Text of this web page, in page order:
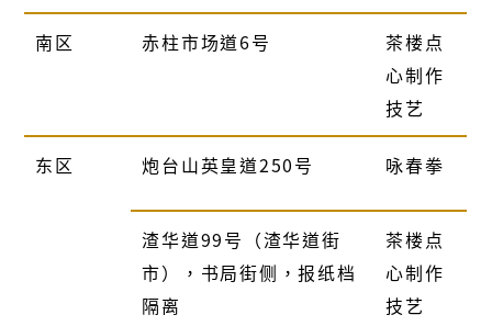
南区 赤柱市场道6号
茶楼点
心制作
技艺
东区 炮台山英皇道250号 咏春拳
渣华道99号（渣华道街
市），书局街侧，报纸档
隔离
茶楼点
心制作
技艺